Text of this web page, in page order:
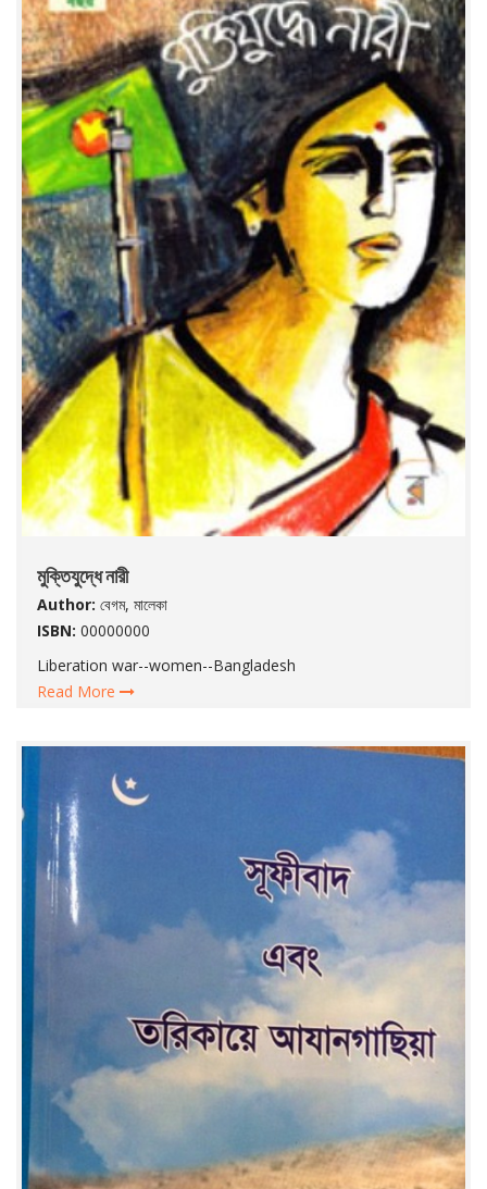
মুক্তিযুদ্ধে নারী
Author: বেগম, মালেকা
ISBN: 00000000
Liberation war--women--Bangladesh
Read More